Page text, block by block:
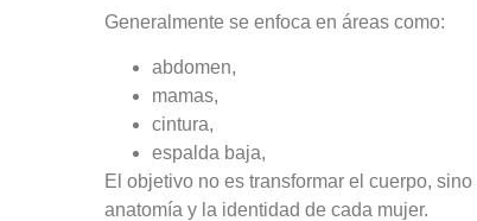
Generalmente se enfoca en áreas como:
abdomen,
mamas,
cintura,
espalda baja,
El objetivo no es transformar el cuerpo, sino
anatomía y la identidad de cada mujer.